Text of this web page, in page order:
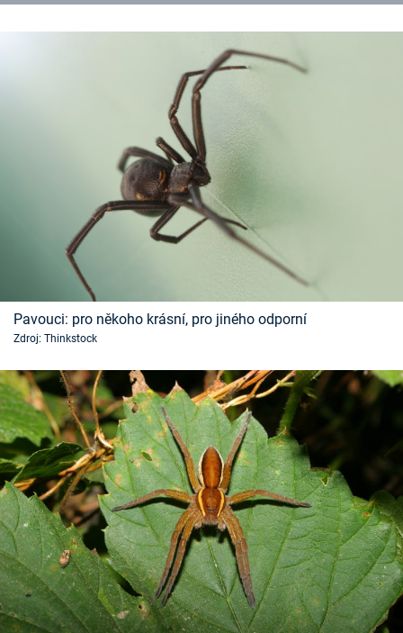
Pavouci: pro někoho krásní, pro jiného odporní
Zdroj: Thinkstock